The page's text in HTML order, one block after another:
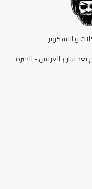
و الاسكوتر
بعد شارع العريش - الجيزة